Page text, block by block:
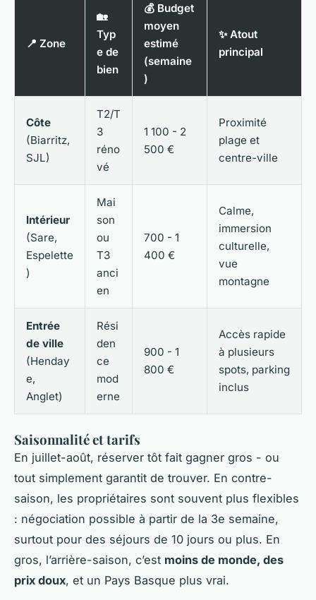
📍 Zone
🏡
Typ
e de
bien
💰 Budget
moyen
estimé
(semaine
)
✨ Atout
principal
Côte
(Biarritz,
SJL)
T2/T
3
réno
vé
1 100 - 2
500 €
Proximité
plage et
centre-ville
Intérieur
(Sare,
Espelette
)
Mai
son
ou
T3
anci
en
700 - 1
400 €
Calme,
immersion
culturelle,
vue
montagne
Entrée
de ville
(Henday
e,
Anglet)
Rési
den
ce
mod
erne
900 - 1
800 €
Accès rapide
à plusieurs
spots, parking
inclus
Saisonnalité et tarifs
En juillet-août, réserver tôt fait gagner gros - ou
tout simplement garantit de trouver. En contre-
saison, les propriétaires sont souvent plus flexibles
: négociation possible à partir de la 3e semaine,
surtout pour des séjours de 10 jours ou plus. En
gros, l’arrière-saison, c’est moins de monde, des
prix doux, et un Pays Basque plus vrai.